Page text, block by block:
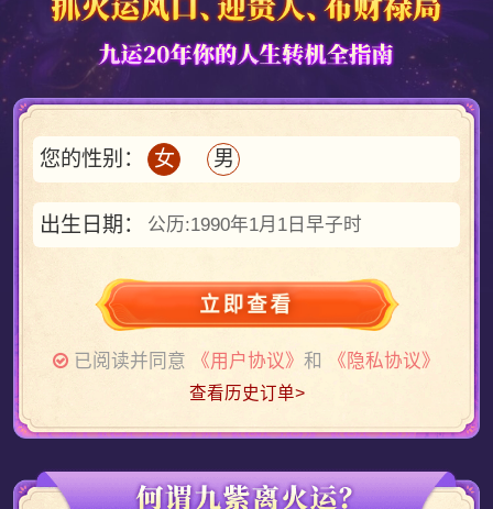
您的性别： 女 男
出生日期： 公历:1990年1月1日早子时
立即查看
已阅读并同意 《用户协议》 和 《隐私协议》
查看历史订单>
10分钟之前
甘棠购买了测算
10分钟之前
无名花购买了测算
11分钟之前
命中之劫购买了测算
8分钟之前
12分钟之前
浅沫购买了测算
凉城无爱购买了测算
茶白购买了测算
12分钟之前
8分钟之前
薄荷味丶购买了测算
8分钟之前